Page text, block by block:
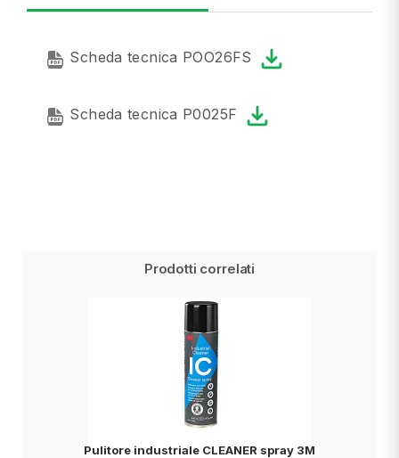
Scheda tecnica POO26FS
Scheda tecnica P0025F
Prodotti correlati
Pulitore industriale CLEANER spray 3M